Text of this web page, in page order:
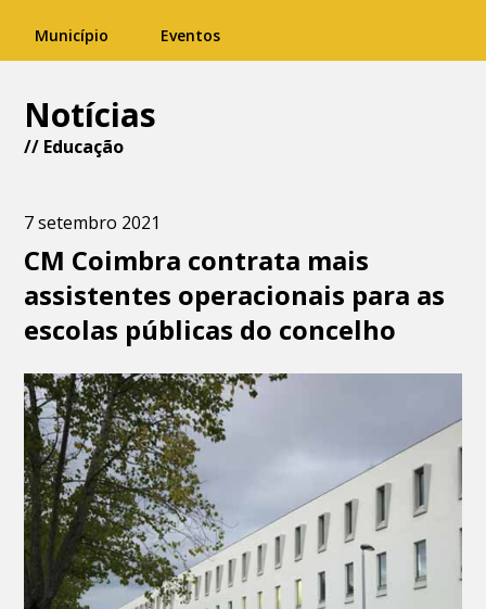
Município Eventos
Notícias
// Educação
7 setembro 2021
CM Coimbra contrata mais
assistentes operacionais para as
escolas públicas do concelho